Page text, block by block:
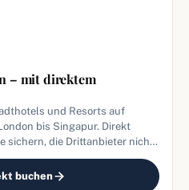
– mit direktem
und Resorts auf
bis Singapur. Direkt
sichern, die Drittanbieter nicht
buchen